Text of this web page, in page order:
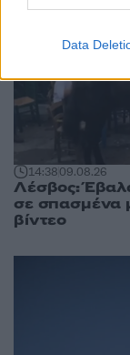
Data
14:3809.08.26
Λέσβος:
σε σπασμένα
βίντεο